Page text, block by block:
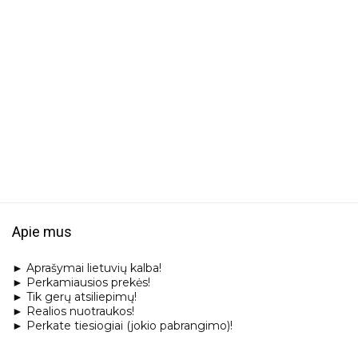
Apie mus
► Aprašymai lietuvių kalba!
► Perkamiausios prekės!
► Tik gerų atsiliepimų!
► Realios nuotraukos!
► Perkate tiesiogiai (jokio pabrangimo)!